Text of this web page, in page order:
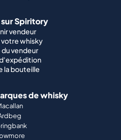
Spiritory
vendeur
votre whisky
du vendeur
la bouteille
de whisky